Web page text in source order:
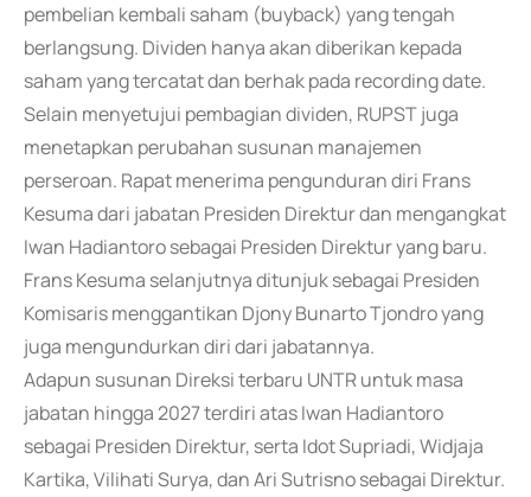
pembelian kembali saham (buyback) yang tengah
berlangsung. Dividen hanya akan diberikan kepada
saham yang tercatat dan berhak pada recording date.
Selain menyetujui pembagian dividen, RUPST juga
menetapkan perubahan susunan manajemen
perseroan. Rapat menerima pengunduran diri Frans
Kesuma dari jabatan Presiden Direktur dan mengangkat
Iwan Hadiantoro sebagai Presiden Direktur yang baru.
Frans Kesuma selanjutnya ditunjuk sebagai Presiden
Komisaris menggantikan Djony Bunarto Tjondro yang
juga mengundurkan diri dari jabatannya.
Adapun susunan Direksi terbaru UNTR untuk masa
jabatan hingga 2027 terdiri atas Iwan Hadiantoro
sebagai Presiden Direktur, serta Idot Supriadi, Widjaja
Kartika, Vilihati Surya, dan Ari Sutrisno sebagai Direktur.